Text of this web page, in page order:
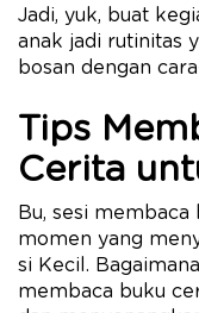
Jadi, yuk, buat
anak jadi rutinitas
bosan dengan
Tips
Cerita
Bu, sesi
momen yang
si Kecil.
membaca buku